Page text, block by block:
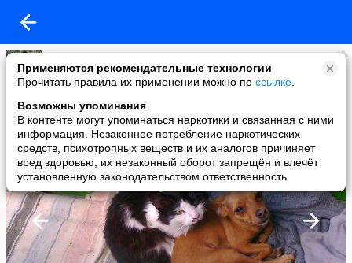
Применяются рекомендательные технологии
Прочитать правила их применении можно по ссылке
Возможны упоминания
В контенте могут упоминаться наркотики и связанная с ними
информация. Незаконное потребление наркотических
средств, психотропных веществ и их аналогов причиняет
вред здоровью, их незаконный оборот запрещён и влечёт
установленную законодательством ответственность
Ветальсончик
added a photo
26 Feb в 02:26